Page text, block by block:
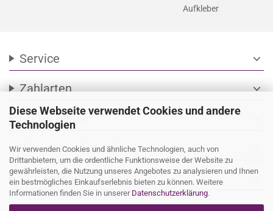
Diese Webseite verwendet Cookies und andere
Technologien
Wir verwenden Cookies und ähnliche Technologien, auch von
Drittanbietern, um die ordentliche Funktionsweise der Website zu
gewährleisten, die Nutzung unseres Angebotes zu analysieren und Ihnen
ein bestmögliches Einkaufserlebnis bieten zu können. Weitere
Informationen finden Sie in unserer Datenschutzerklärung.
Aufkleber
Service expand_more
Zahlarten expand_more
Social Media
Wir versenden mit
Ihre persönliche Seite expand_more